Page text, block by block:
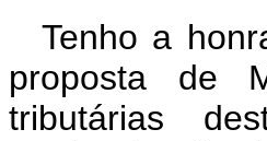
Tenho a
proposta de
tributárias